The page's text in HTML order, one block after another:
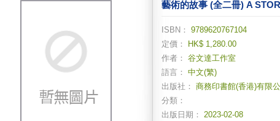
藝術的故事 (全二冊) A
ISBN： 9789620767104
定價：
HK$ 1,280.00
作者： 谷文達工作室
語言： 中文(繁)
出版社： 商務印書館(香港)有限
分類：
出版日期： 2023-02-08